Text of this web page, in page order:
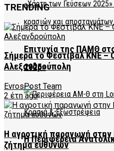
Επιτυχία της ΠΑΜΘ
2025»
Η Περιφέρεια
TRENDING
Σήμερα το Φεστιβάλ ΚΝΕ –
Αλεξανδρούπολη
EvrosPost Team
2 έτη ago
Η αγροτική παραγωγή στην
ζήτημα ευθυνών